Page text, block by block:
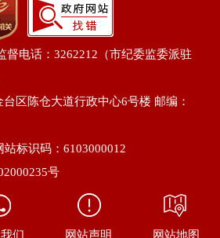
督电话：3262212（市纪委监委派驻
区陈仓大道行政中心6号楼 邮编：
站标识码：6103000012
号
们 网站声明 网站地图